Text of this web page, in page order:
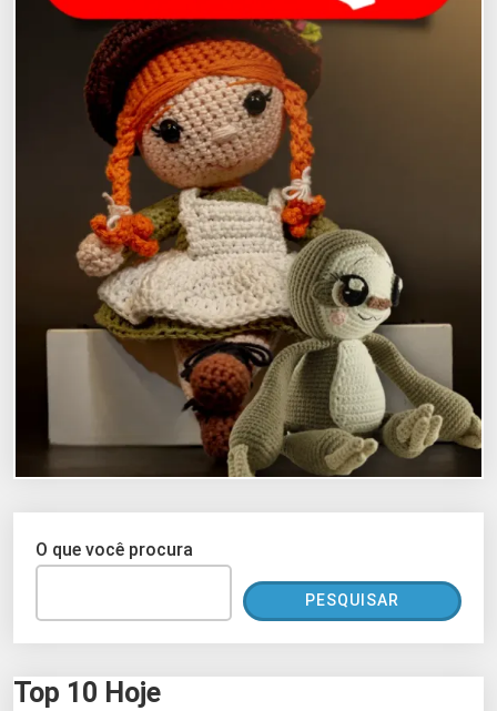
O que você procura
PESQUISAR
Top 10 Hoje